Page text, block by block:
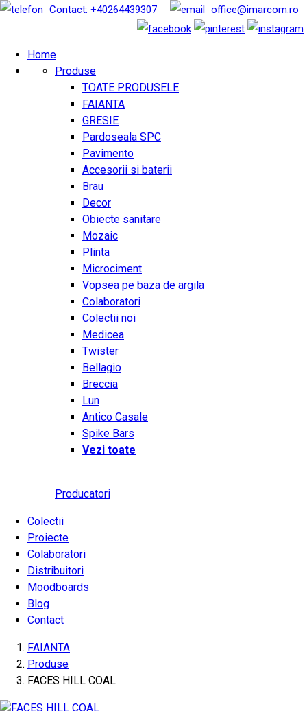
Contact: +40264439307 office@imarcom.ro
Home
Produse
TOATE PRODUSELE
FAIANTA
GRESIE
Pardoseala SPC
Pavimento
Accesorii si baterii
Brau
Decor
Obiecte sanitare
Mozaic
Plinta
Microciment
Vopsea pe baza de argila
Colaboratori
Colectii noi
Medicea
Twister
Bellagio
Breccia
Lun
Antico Casale
Spike Bars
Vezi toate
Producatori
Colectii
Proiecte
Colaboratori
Distribuitori
Moodboards
Blog
Contact
FAIANTA
Produse
FACES HILL COAL